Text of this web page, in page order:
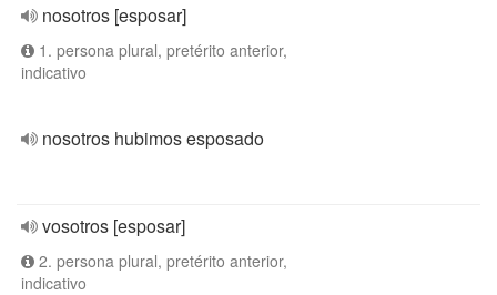
nosotros [esposar]
1. persona plural, pretérito anterior,
indicativo
nosotros hubimos esposado
vosotros [esposar]
2. persona plural, pretérito anterior,
indicativo